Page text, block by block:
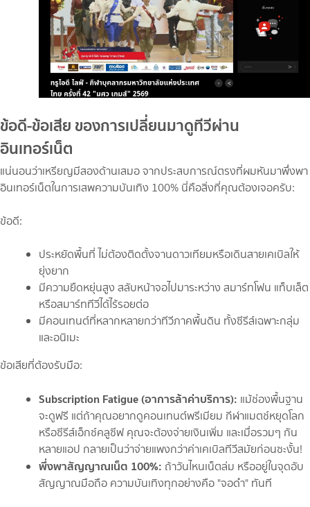
ข้อดี-ข้อเสีย ของการเปลี่ยนมาดูทีวีผ่าน
อินเทอร์เน็ต
แน่นอนว่าเหรียญมีสองด้านเสมอ จากประสบการณ์ตรงที่ผมหันมาพึ่งพา
อินเทอร์เน็ตในการเสพความบันเทิง 100% นี่คือสิ่งที่คุณต้องเจอครับ:
ข้อดี:
ประหยัดพื้นที่ ไม่ต้องติดตั้งจานดาวเทียมหรือเดินสายเคเบิลให้
ยุ่งยาก
มีความยืดหยุ่นสูง สลับหน้าจอไปมาระหว่าง สมาร์ทโฟน แท็บเล็ต
หรือสมาร์ททีวีได้ไร้รอยต่อ
มีคอนเทนต์ที่หลากหลายกว่าทีวีภาคพื้นดิน ทั้งซีรีส์เฉพาะกลุ่ม
และอนิเมะ
ข้อเสียที่ต้องรับมือ:
Subscription Fatigue (อาการล้าค่าบริการ): แม้ช่องพื้นฐาน
จะดูฟรี แต่ถ้าคุณอยากดูคอนเทนต์พรีเมียม กีฬาแมตช์หยุดโลก
หรือซีรีส์เอ็กซ์คลูซีฟ คุณจะต้องจ่ายเงินเพิ่ม และเมื่อรวมๆ กัน
หลายแอป กลายเป็นว่าจ่ายแพงกว่าค่าเคเบิลทีวีสมัยก่อนซะงั้น!
พึ่งพาสัญญาณเน็ต 100%: ถ้าวันไหนเน็ตล่ม หรืออยู่ในจุดอับ
สัญญาณมือถือ ความบันเทิงทุกอย่างคือ "จอดำ" ทันที